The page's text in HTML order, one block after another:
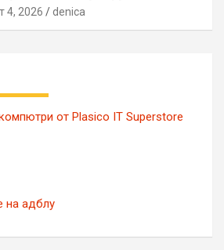
4, 2026 denica
от Plasico IT Superstore
на адблу